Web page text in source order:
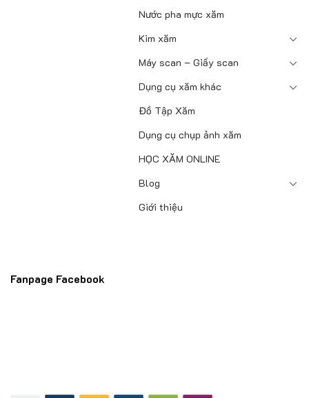
Nước pha mực xăm
Kim xăm
Máy scan – Giấy scan
Dụng cụ xăm khác
Đồ Tập Xăm
Dụng cụ chụp ảnh xăm
HỌC XĂM ONLINE
Blog
Giới thiệu
Fanpage Facebook